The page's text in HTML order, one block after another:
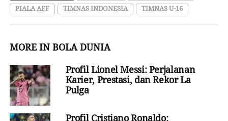
PIALA AFF
TIMNAS INDONESIA TIMNAS U-16
MORE IN BOLA DUNIA
Profil Lionel Messi: Perjalanan
Karier, Prestasi, dan Rekor La
Pulga
Profil Cristiano Ronaldo: